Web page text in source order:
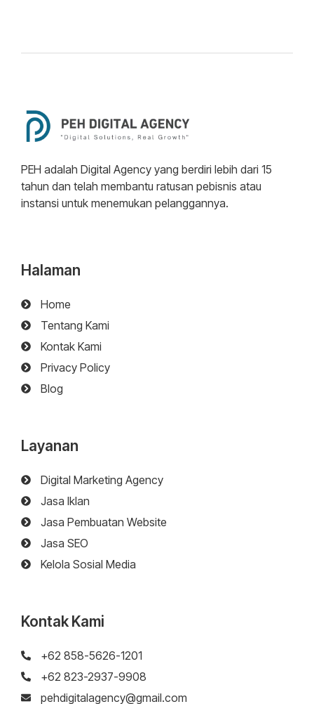
PEH adalah Digital Agency yang berdiri lebih dari 15
tahun dan telah membantu ratusan pebisnis atau
instansi untuk menemukan pelanggannya.
Halaman
Home
Tentang Kami
Kontak Kami
Privacy Policy
Blog
Layanan
Digital Marketing Agency
Jasa Iklan
Jasa Pembuatan Website
Jasa SEO
Kelola Sosial Media
Kontak Kami
+62 858-5626-1201
+62 823-2937-9908
pehdigitalagency@gmail.com